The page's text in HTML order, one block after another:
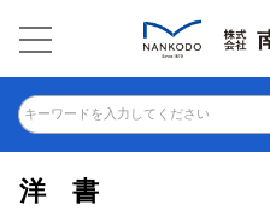
キーワードを入力してください
洋書